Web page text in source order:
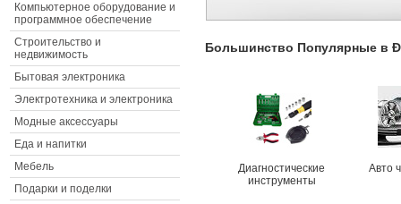
Компьютерное оборудование и
программное обеспечение
Строительство и
недвижимость
Бытовая электроника
Электротехника и электроника
Модные аксессуары
Еда и напитки
Мебель
Подарки и поделки
Большинство Популярные в
Диагностические
инструменты
Авто